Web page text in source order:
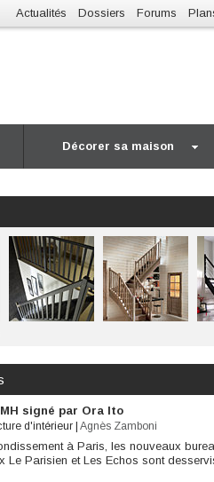
Actualités Dossiers Forums
Décorer sa maison
signé par Ora Ito
d'intérieur Agnès Zamboni
à Paris, les nouveaux
Le Parisien et Les Echos sont